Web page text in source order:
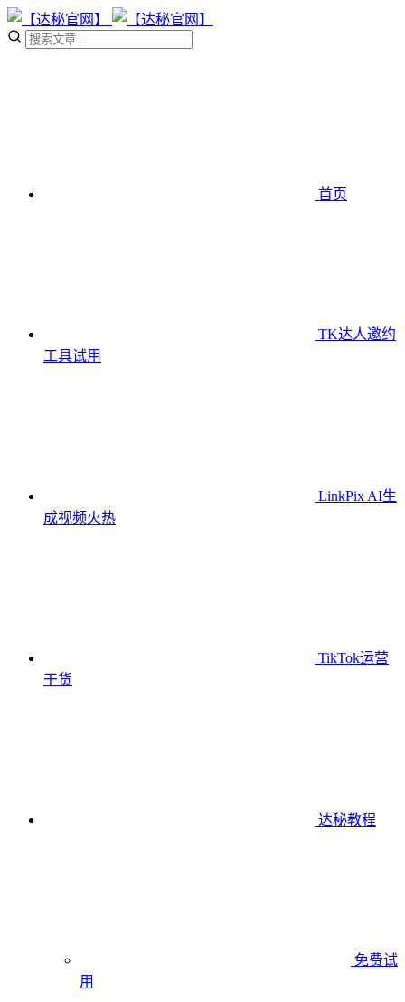
首页
TK达人邀约
工具试用
LinkPix AI生
成视频火热
TikTok运营
干货
达秘教程
免费试
用